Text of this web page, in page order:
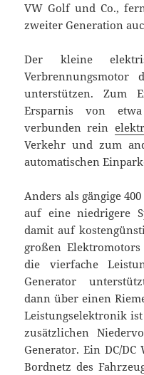
VW Golf und Co.,
zweiter Generation
Der kleine
unterstützen. Zum
Ersparnis von
verbunden rein
Verkehr und zum
automatischen
Anders als gängige
auf eine niedrigere
damit auf
großen
die vierfache
Generator
dann über einen
Leistungselektronik
zusätzlichen
Generator. Ein DC/DC
Bordnetz des